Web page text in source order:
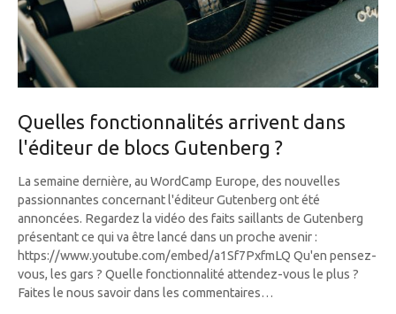
Quelles fonctionnalités arrivent dans
l'éditeur de blocs Gutenberg ?
La semaine dernière, au WordCamp Europe, des nouvelles
passionnantes concernant l'éditeur Gutenberg ont été
annoncées. Regardez la vidéo des faits saillants de Gutenberg
présentant ce qui va être lancé dans un proche avenir :
https://www.youtube.com/embed/a1Sf7PxfmLQ Qu'en pensez-
vous, les gars ? Quelle fonctionnalité attendez-vous le plus ?
Faites le nous savoir dans les commentaires…